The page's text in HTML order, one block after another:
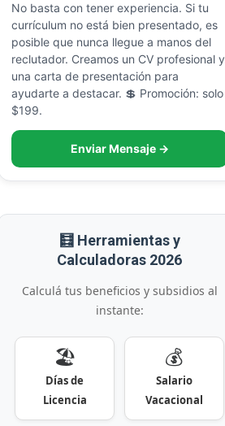
No basta con tener experiencia. Si tu
currículum no está bien presentado, es
posible que nunca llegue a manos del
reclutador. Creamos un CV profesional y
una carta de presentación para
ayudarte a destacar. 💲 Promoción: solo
$199.
Enviar Mensaje →
🧮 Herramientas y
Calculadoras 2026
Calculá tus beneficios y subsidios al
instante:
🏖️
Días de
Licencia
💰
Salario
Vacacional